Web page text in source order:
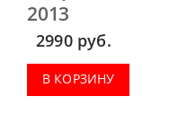
2013
2990 руб.
В КОРЗИНУ